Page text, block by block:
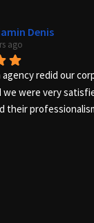
Denis
ago
agency redid our
we were very
their